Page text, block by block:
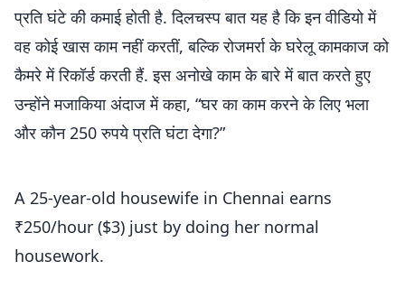
प्रति घंटे की कमाई होती है. दिलचस्प बात यह है कि इन वीडियो में
वह कोई खास काम नहीं करतीं, बल्कि रोजमर्रा के घरेलू कामकाज को
कैमरे में रिकॉर्ड करती हैं. इस अनोखे काम के बारे में बात करते हुए
उन्होंने मजाकिया अंदाज में कहा, “घर का काम करने के लिए भला
और कौन 250 रुपये प्रति घंटा देगा?”
A 25-year-old housewife in Chennai earns
₹250/hour ($3) just by doing her normal
housework.